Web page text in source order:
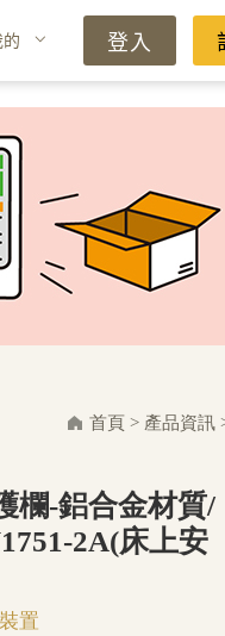
登入
首頁 > 產品資訊
欄-鋁合金材質/
2A(床上安
置